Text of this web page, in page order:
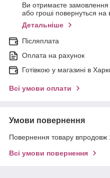
Ви отримаєте замовлення
або гроші повернуться на
Детальніше
Післяплата
Оплата на рахунок
Готівкою у магазині в
Всі умови оплати
Умови повернення
Повернення товару впродовж
Всі умови повернення